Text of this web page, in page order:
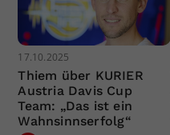
17.10.2025
Thiem über KURIER
Austria Davis Cup
Team: „Das ist ein
Wahnsinnserfolg“